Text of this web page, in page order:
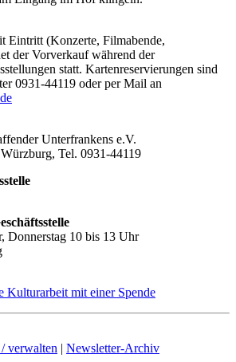
Eintritt (Konzerte, Filmabende,
der Vorverkauf während der
statt. Kartenreservierungen sind
0931-44119 oder per Mail an
Unterfrankens e.V.
Tel. 0931-44119
Donnerstag 10 bis 13 Uhr
Kulturarbeit mit einer Spende
verwalten | Newsletter-Archiv